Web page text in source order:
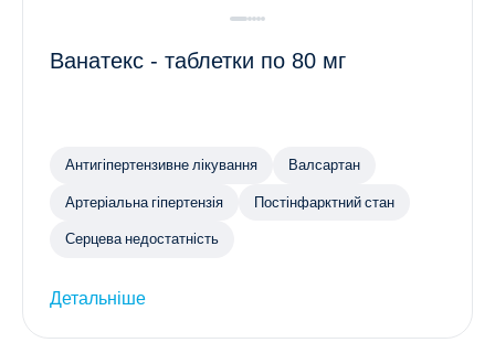
Ванатекс - таблетки по 80 мг
Антигіпертензивне лікування Валсартан
Артеріальна гіпертензія Постінфарктний стан
Серцева недостатність
Детальніше